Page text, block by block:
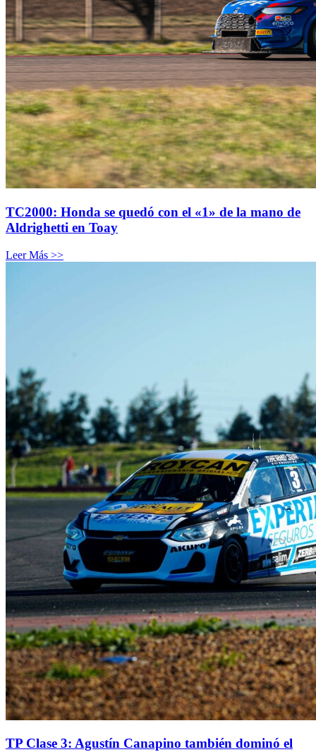
TC2000: Honda se quedó con el «1» de la mano de
Aldrighetti en Toay
Leer Más >>
TP Clase 3: Agustín Canapino también dominó el